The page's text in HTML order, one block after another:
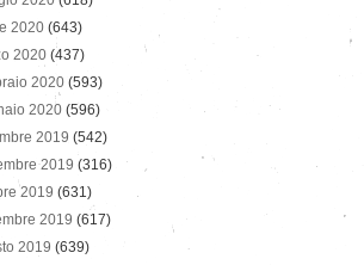
2020 (643)
2020 (437)
2020 (593)
2020 (596)
2019 (542)
2019 (316)
2019 (631)
2019 (617)
2019 (639)